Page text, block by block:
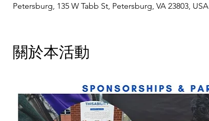
Petersburg, 135 W Tabb St, Petersburg, VA 23803, USA
關於本活動